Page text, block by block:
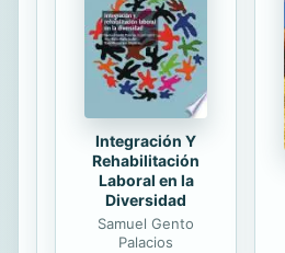
Integración Y
Rehabilitación
Laboral en la
Diversidad
Samuel Gento
Palacios